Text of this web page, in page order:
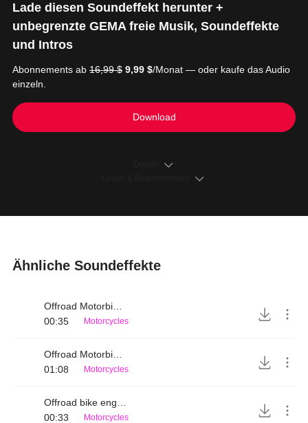
Lade diesen Soundeffekt herunter +
unbegrenzte GEMA freie Musik, Soundeffekte
und Intros
Abonnements ab 16,99 $ 9,99 $/Monat — oder kaufe das Audio
einzeln.
Download
Ähnliche Soundeffekte
Offroad Motorbike rattling engine sound
00:35
Motorcycles
Offroad Motorbike engine sound 2
01:08
Motorcycles
00:33
Motorcycles